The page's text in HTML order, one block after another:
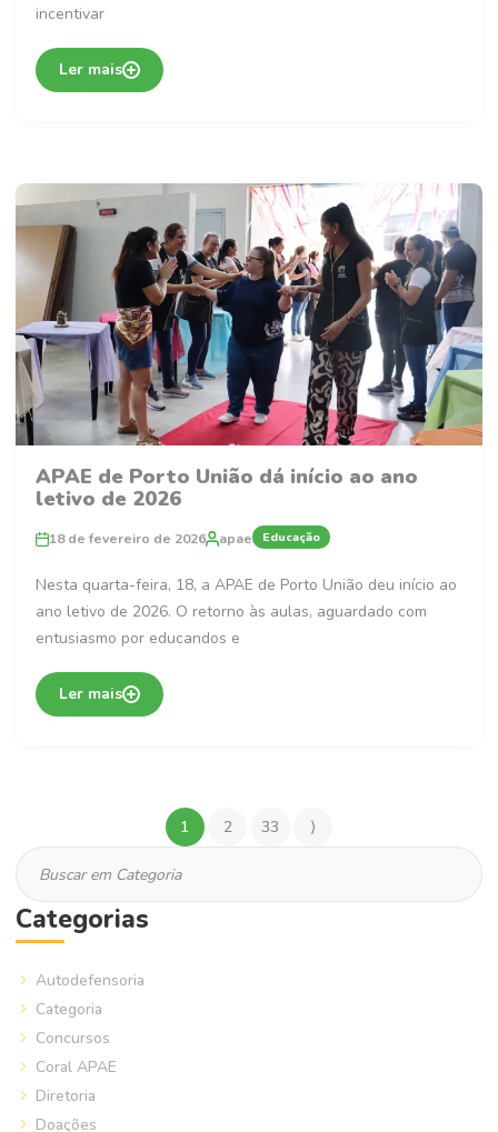
incentivar
Ler mais
APAE de Porto União dá início ao ano
letivo de 2026
18 de fevereiro de 2026 apae Educação
Nesta quarta-feira, 18, a APAE de Porto União deu início ao
ano letivo de 2026. O retorno às aulas, aguardado com
entusiasmo por educandos e
Ler mais
1 2 33 ⟩
Categorias
Autodefensoria
Categoria
Concursos
Coral APAE
Diretoria
Doações